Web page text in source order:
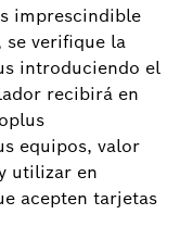
imprescindible
se verifique la
introduciendo el
recibirá en
equipos, valor
utilizar en
acepten tarjetas